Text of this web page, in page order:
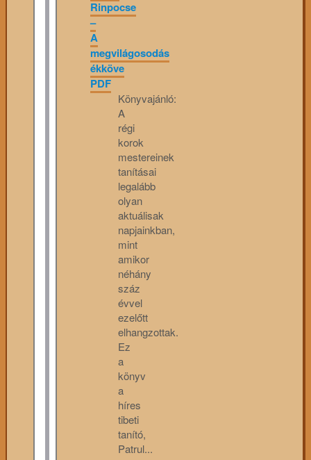
Rinpocse
–
A
megvilágosodás
ékköve
PDF
Könyvajánló:
A
régi
korok
mestereinek
tanításai
legalább
olyan
aktuálisak
napjainkban,
mint
amikor
néhány
száz
évvel
ezelőtt
elhangzottak.
Ez
a
könyv
a
híres
tibeti
tanító,
Patrul...